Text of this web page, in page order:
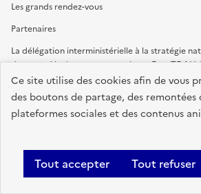
Ce site utilise des cookies afin de vous
des boutons de partage, des remontées
plateformes sociales et des contenus
Tout accepter Tout refuser
Les grands rendez-vous
Partenaires
La délégation interministérielle à la stratégie
du neurodéveloppement : autisme, Dys, TDAH,
La délégation interministérielle à l'accessibilité
Les politiques publiques
Soutenir les aidants